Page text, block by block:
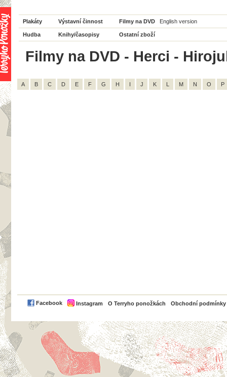
Plakáty Výstavní činnost Filmy na DVD English version
Hudba Knihy/časopisy Ostatní zboží
Filmy na DVD - Herci -
A B C D E F G H I J K L M N O P
Facebook Instagram O Terryho ponožkách Obchodní podmínky
PayPal